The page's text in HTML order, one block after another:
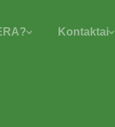
Kontaktai